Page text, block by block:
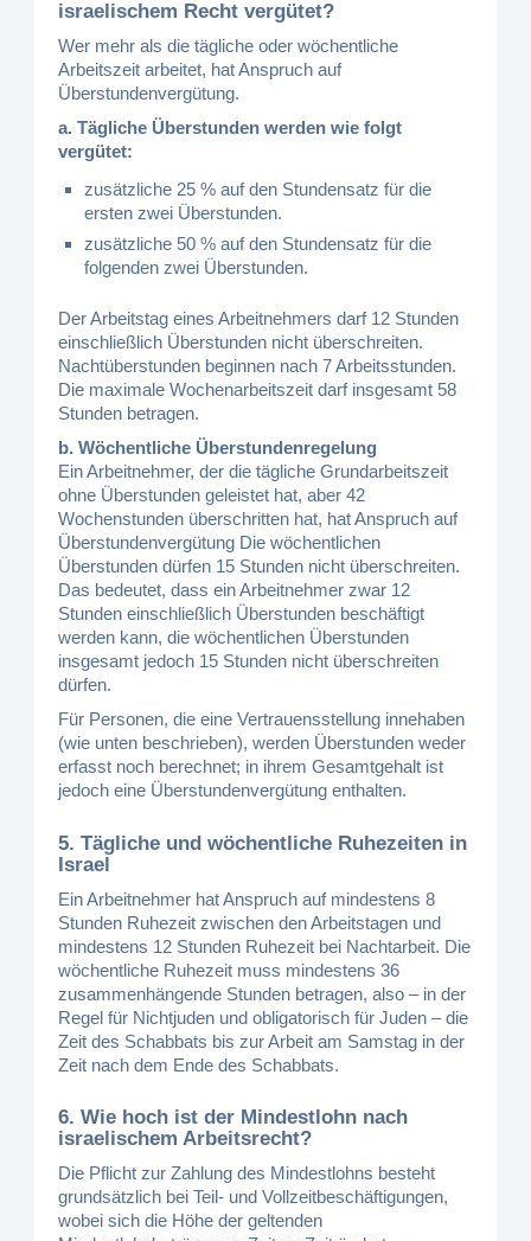
israelischem Recht vergütet?
Wer mehr als die tägliche oder wöchentliche
Arbeitszeit arbeitet, hat Anspruch auf
Überstundenvergütung.
a. Tägliche Überstunden werden wie folgt
vergütet:
zusätzliche 25 % auf den Stundensatz für die
ersten zwei Überstunden.
zusätzliche 50 % auf den Stundensatz für die
folgenden zwei Überstunden.
Der Arbeitstag eines Arbeitnehmers darf 12 Stunden
einschließlich Überstunden nicht überschreiten.
Nachtüberstunden beginnen nach 7 Arbeitsstunden.
Die maximale Wochenarbeitszeit darf insgesamt 58
Stunden betragen.
b. Wöchentliche Überstundenregelung
Ein Arbeitnehmer, der die tägliche Grundarbeitszeit
ohne Überstunden geleistet hat, aber 42
Wochenstunden überschritten hat, hat Anspruch auf
Überstundenvergütung Die wöchentlichen
Überstunden dürfen 15 Stunden nicht überschreiten.
Das bedeutet, dass ein Arbeitnehmer zwar 12
Stunden einschließlich Überstunden beschäftigt
werden kann, die wöchentlichen Überstunden
insgesamt jedoch 15 Stunden nicht überschreiten
dürfen.
Für Personen, die eine Vertrauensstellung innehaben
(wie unten beschrieben), werden Überstunden weder
erfasst noch berechnet; in ihrem Gesamtgehalt ist
jedoch eine Überstundenvergütung enthalten.
5. Tägliche und wöchentliche Ruhezeiten in
Israel
Ein Arbeitnehmer hat Anspruch auf mindestens 8
Stunden Ruhezeit zwischen den Arbeitstagen und
mindestens 12 Stunden Ruhezeit bei Nachtarbeit. Die
wöchentliche Ruhezeit muss mindestens 36
zusammenhängende Stunden betragen, also – in der
Regel für Nichtjuden und obligatorisch für Juden – die
Zeit des Schabbats bis zur Arbeit am Samstag in der
Zeit nach dem Ende des Schabbats.
6. Wie hoch ist der Mindestlohn nach
israelischem Arbeitsrecht?
Die Pflicht zur Zahlung des Mindestlohns besteht
grundsätzlich bei Teil- und Vollzeitbeschäftigungen,
wobei sich die Höhe der geltenden